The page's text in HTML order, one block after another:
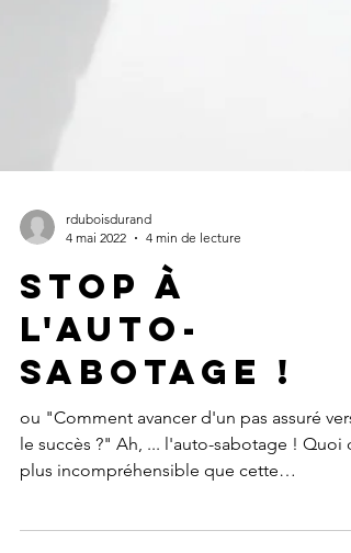
rduboisdurand
STOP à
l'auto-
sabotage !